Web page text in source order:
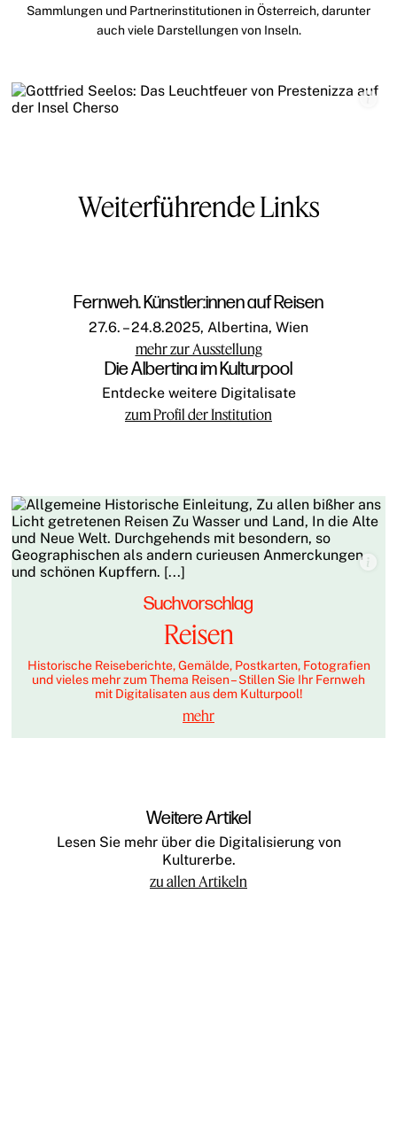
Sammlungen und Partnerinstitutionen in Österreich, darunter
auch viele Darstellungen von Inseln.
Weiterführende Links
Fernweh. Künstler:innen auf Reisen
27.6. – 24.8.2025, Albertina, Wien
mehr zur Ausstellung
Die Albertina im Kulturpool
Entdecke weitere Digitalisate
zum Profil der Institution
Suchvorschlag
Reisen
Historische Reiseberichte, Gemälde, Postkarten, Fotografien
und vieles mehr zum Thema Reisen – Stillen Sie Ihr Fernweh
mit Digitalisaten aus dem Kulturpool!
mehr
Weitere Artikel
Lesen Sie mehr über die Digitalisierung von
Kulturerbe.
zu allen Artikeln